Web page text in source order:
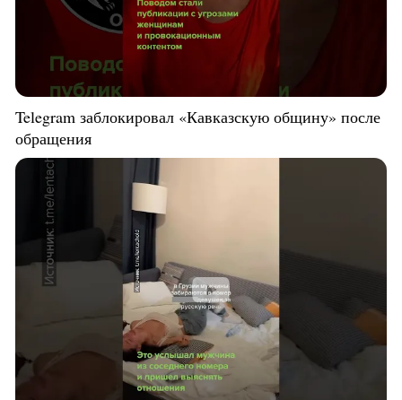
Telegram заблокировал «Кавказскую общину» после
обращения